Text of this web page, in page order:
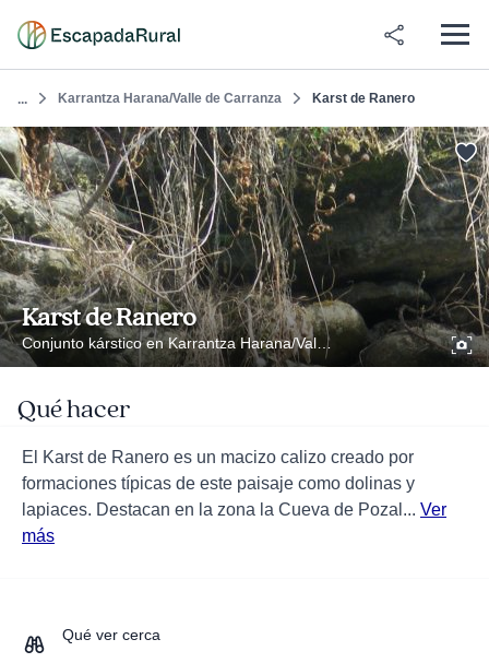
... Karrantza Harana/Valle de Carranza Karst de Ranero
Karst de Ranero
Conjunto kárstico en Karrantza Harana/Valle de Carranza
Qué hacer
El Karst de Ranero es un macizo calizo creado por
formaciones típicas de este paisaje como dolinas y
lapiaces. Destacan en la zona la Cueva de Pozal... Ver
más
Qué ver cerca